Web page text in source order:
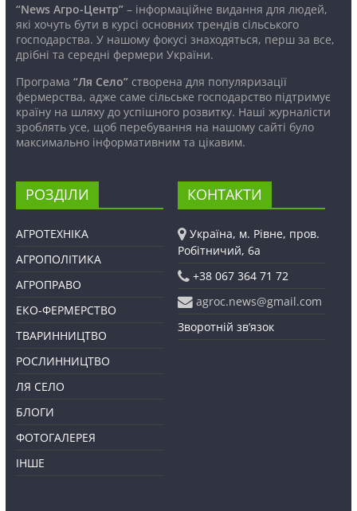
“News Агро-Центр”– інформаційне видання для людей,
які хочуть бути в курсі основних трендів сільського
господарства. У нашому фокусі знаходяться, перш за все,
дрібні та середні фермери України.
Програма “Ля Село”створена для популяризації
фермерства, адже саме сільське господарство підтримує
країну на шляху до успішного розвитку. Наші журналісти
зроблять усе, щоб перебування на нашому сайті було
максимально інформативним та цікавим.
РОЗДІЛИ
АГРОТЕХНІКА
АГРОПОЛІТИКА
АГРОПРАВО
ЕКО-ФЕРМЕРСТВО
ТВАРИННИЦТВО
РОСЛИННИЦТВО
ЛЯ СЕЛО
БЛОГИ
ФОТОГАЛЕРЕЯ
ІНШЕ
КОНТАКТИ
Україна, м. Рівне, пров.
Робітничий, 6а
+38 067 364 71 72
agroc.news@gmail.com
Зворотній зв’язок